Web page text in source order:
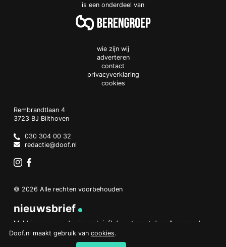
is een onderdeel van
wie zijn wij
adverteren
contact
privacyverklaring
cookies
Doof.nl
work
Rembrandtlaan 4
3723 BJ Bilthoven
Netherlands
030 304 00 32
redactie@doof.nl
© 2026 Alle rechten voorbehouden
nieuwsbrief
Meld je aan voor de nieuwsbrief! Je ontvangt dan elke maand
een overzicht van het belangrijkste nieuws.
aanmelden
Doof.nl maakt gebruik van cookies.